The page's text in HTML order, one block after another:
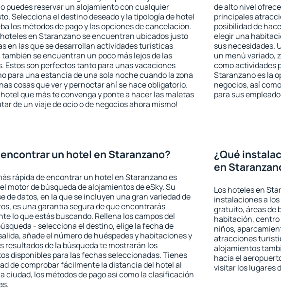
puedes reservar un alojamiento con cualquier
Selecciona el destino deseado y la tipología de hotel
los métodos de pago y las opciones de cancelación.
en Staranzano se encuentran ubicados justo
en las que se desarrollan actividades turísticas
se encuentran un poco más lejos de las
Estos son perfectos tanto para unas vacaciones
para una estancia de una sola noche cuando la zona
cosas que ver y pernoctar ahí se hace obligatorio.
hotel que más te convenga y ponte a hacer las maletas
de un viaje de ocio o de negocios ahora mismo!
de alto nivel
principales
posibilidad de
elegir una
sus necesidades.
un menú variado,
como actividades
Staranzano es la
negocios, así
para sus
un hotel en Staranzano?
rápida de encontrar un hotel en Staranzano es
motor de búsqueda de alojamientos de eSky. Su
de datos, en la que se incluyen una gran variedad de
es una garantía segura de que encontrarás
lo que estás buscando. Rellena los campos del
- selecciona el destino, elige la fecha de
añade el número de huéspedes y habitaciones y
resultados de la búsqueda te mostrarán los
disponibles para las fechas seleccionadas. Tienes
de comprobar fácilmente la distancia del hotel al
ciudad, los métodos de pago así como la clasificación
¿Qué
en
Los hoteles en
instalaciones a
gratuito, áreas de
habitación, centro
niños,
atracciones
alojamientos
hacia el
visitar los lugares